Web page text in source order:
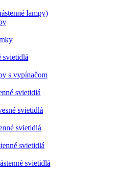
lampy)
svietidlá
s vypínačom
svietidlá
svietidlá
svietidlá
svietidlá
svietidlá